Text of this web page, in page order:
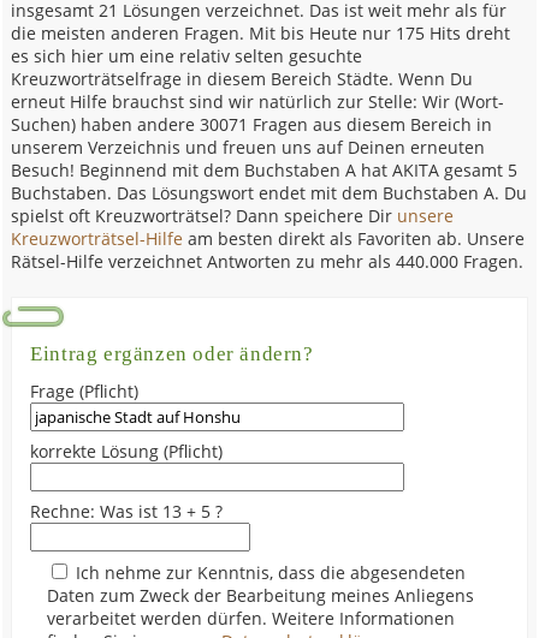
insgesamt 21 Lösungen verzeichnet. Das ist weit mehr als für
die meisten anderen Fragen. Mit bis Heute nur 175 Hits dreht
es sich hier um eine relativ selten gesuchte
Kreuzworträtselfrage in diesem Bereich Städte. Wenn Du
erneut Hilfe brauchst sind wir natürlich zur Stelle: Wir (Wort-
Suchen) haben andere 30071 Fragen aus diesem Bereich in
unserem Verzeichnis und freuen uns auf Deinen erneuten
Besuch! Beginnend mit dem Buchstaben A hat AKITA gesamt 5
Buchstaben. Das Lösungswort endet mit dem Buchstaben A. Du
spielst oft Kreuzworträtsel? Dann speichere Dir unsere
Kreuzworträtsel-Hilfe am besten direkt als Favoriten ab. Unsere
Rätsel-Hilfe verzeichnet Antworten zu mehr als 440.000 Fragen.
Eintrag ergänzen oder ändern?
Frage (Pflicht)
korrekte Lösung (Pflicht)
Rechne: Was ist 13 + 5 ?
Ich nehme zur Kenntnis, dass die abgesendeten
Daten zum Zweck der Bearbeitung meines Anliegens
verarbeitet werden dürfen. Weitere Informationen